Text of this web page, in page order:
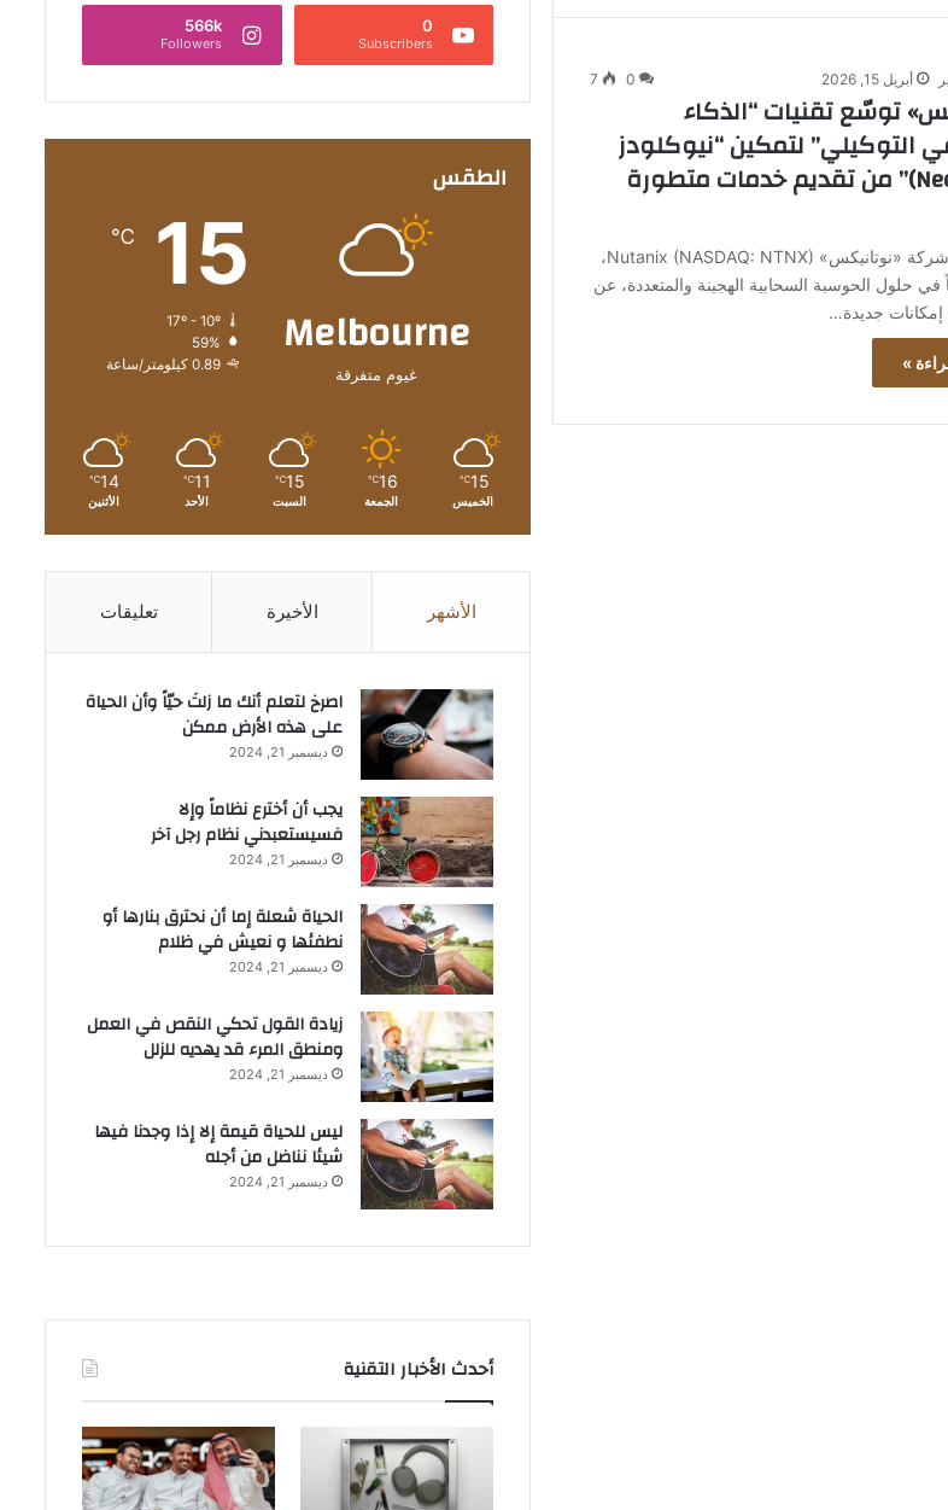
أبريل 15, 2026 0
7
توسّع تقنيات “الذكاء
التوكيلي” لتمكين “نيوكلودز
(Neoclouds)” من تقديم خدمات متطورة
أعلنت اليوم شركة «نوتانيكس» Nutanix (NASDAQ: NTNX)،
في حلول الحوسبة السحابية الهجينة والمتعددة، عن
إمكانات جديدة…
»
0
Subscribers
566k
Followers
الطقس
Melbourne
غيوم متفرقة
15
℃
17º - 10º
59%
0.89 كيلومتر/ساعة
15
℃
الخميس
16
℃
الجمعة
15
℃
السبت
11
℃
الأحد
14
℃
الأثنين
الأشهر الأخيرة تعليقات
‫اصرخ لتعلم أنك ما زلتَ حيّاً وأن الحياة
على هذه الأرض ممكن
ديسمبر 21, 2024
يجب أن أخترع نظاماً وإلا
فسيستعبدني نظام رجل آخر
ديسمبر 21, 2024
الحياة شعلة إما أن نحترق بنارها أو
نطفئها و نعيش في ظلام
ديسمبر 21, 2024
زيادة القول تحكي النقص في العمل
ومنطق المرء قد يهديه للزلل
ديسمبر 21, 2024
ليس للحياة قيمة إلا إذا وجدنا فيها
شيئا نناضل من أجله
ديسمبر 21, 2024
أحدث الأخبار التقنية